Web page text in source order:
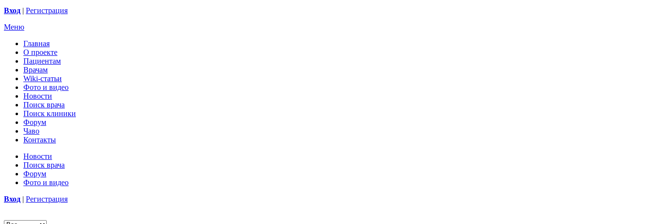
Вход | Регистрация
Меню
Главная
О проекте
Пациентам
Врачам
Wiki-статьи
Фото и видео
Новости
Поиск врача
Поиск клиники
Форум
Чаво
Контакты
Новости
Поиск врача
Форум
Фото и видео
Вход | Регистрация